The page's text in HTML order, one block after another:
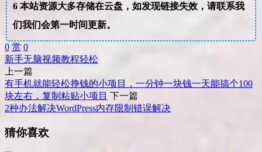
6本站资源大多存储在云盘，如发现链接失效，请联系我
们我们会第一时间更新。
0 赏 0
新手无脑视频教程轻松
上一篇
有手机就能轻松挣钱的小项目，一分钟一块钱一天能搞个100
块左右，复制粘贴小项目 下一篇
2种办法解决WordPress内存限制错误解决
猜你喜欢